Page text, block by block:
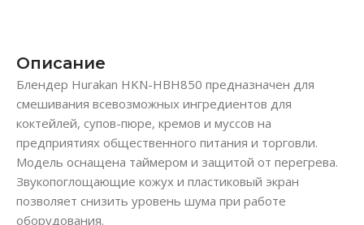
Описание
Блендер Hurakan HKN-HBH850 предназначен для
смешивания всевозможных ингредиентов для
коктейлей, супов-пюре, кремов и муссов на
предприятиях общественного питания и торговли.
Модель оснащена таймером и защитой от перегрева.
Звукопоглощающие кожух и пластиковый экран
позволяет снизить уровень шума при работе
оборудования.